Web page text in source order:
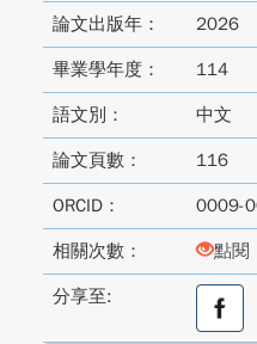
論文出版年： 2026
畢業學年度： 114
語文別： 中文
論文頁數： 116
ORCID： 0009-
相關次數： 點閱
分享至:
分